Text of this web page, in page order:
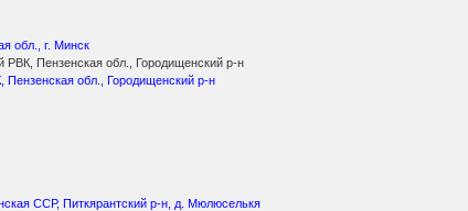
обл., г. Минск
РВК, Пензенская обл., Городищенский р-н
Пензенская обл., Городищенский р-н
ССР, Питкярантский р-н, д. Мюлюселькя